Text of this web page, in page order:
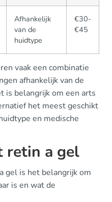
Afhankelijk
van de
huidtype
€30-
€45
vaak een combinatie
afhankelijk van de
is belangrijk om een arts
het meest geschikt
en medische
retin a gel
gel is het belangrijk om
is en wat de